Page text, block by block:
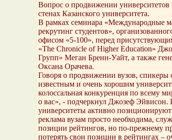
Вопрос о продвижении университетов
стенах Казанского университета.
В рамках семинара «Международные
рекрутинг студентов»,
офисом «5-100», перед
«The Chronicle of Higher Education»
Групп» Меган Бренн-Уайт, а также
Оксана Орачева.
Говоря о продвижении вузов, спикеры
известным и очень хорошим
колоссальная конкуренция по всему
о вас», ‑ подчеркнул Джозеф
университеты активно
реклама вузам просто необходима,
позиции рейтингов, но по-прежнему
потерять свои позиции в рейтингах –